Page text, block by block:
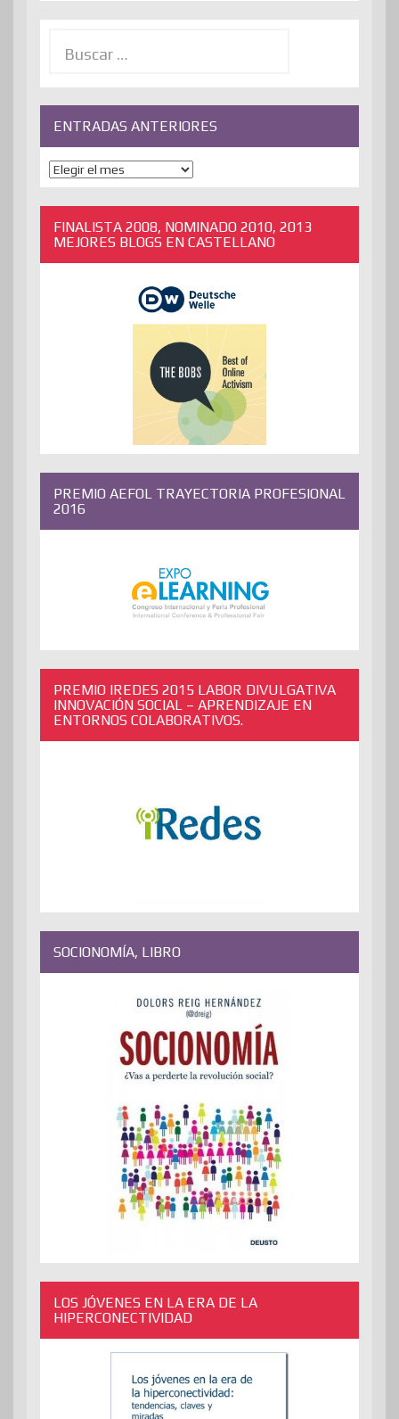
ENTRADAS ANTERIORES
ENTRADAS
ANTERIORES
FINALISTA 2008, NOMINADO 2010, 2013
MEJORES BLOGS EN CASTELLANO
PREMIO AEFOL TRAYECTORIA PROFESIONAL
2016
PREMIO IREDES 2015 LABOR DIVULGATIVA
INNOVACIÓN SOCIAL – APRENDIZAJE EN
ENTORNOS COLABORATIVOS.
SOCIONOMÍA, LIBRO
LOS JÓVENES EN LA ERA DE LA
HIPERCONECTIVIDAD